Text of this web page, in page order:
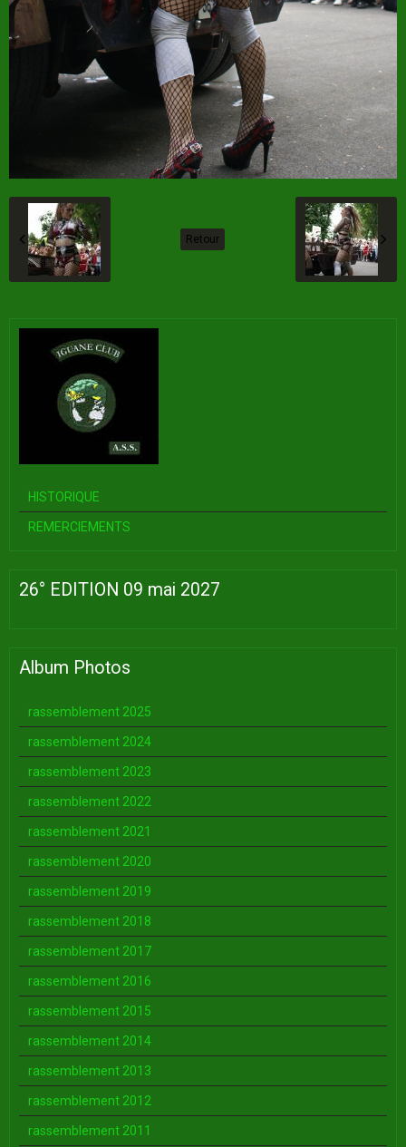
Retour
HISTORIQUE
REMERCIEMENTS
26° EDITION 09 mai 2027
Album Photos
rassemblement 2025
rassemblement 2024
rassemblement 2023
rassemblement 2022
rassemblement 2021
rassemblement 2020
rassemblement 2019
rassemblement 2018
rassemblement 2017
rassemblement 2016
rassemblement 2015
rassemblement 2014
rassemblement 2013
rassemblement 2012
rassemblement 2011